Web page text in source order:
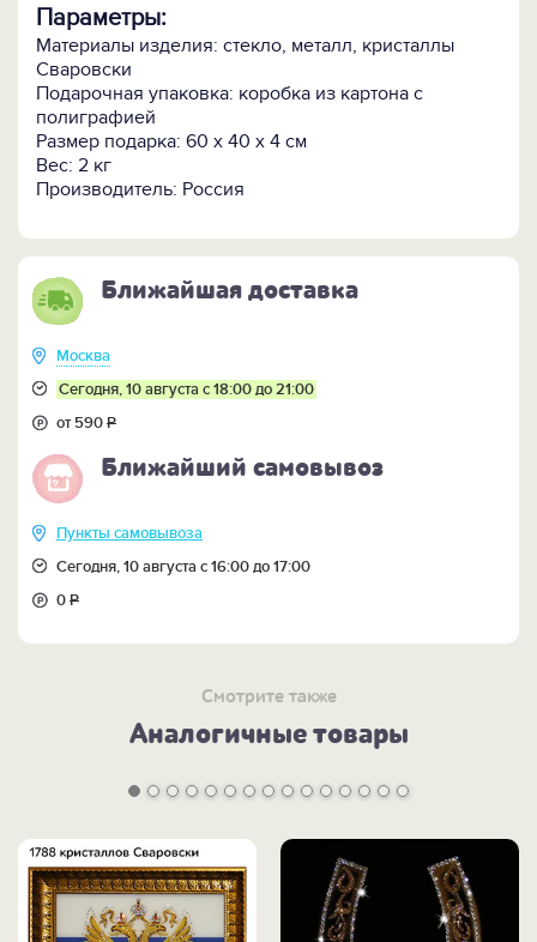
Параметры:
Материалы изделия: стекло, металл, кристаллы
Сваровски
Подарочная упаковка: коробка из картона с
полиграфией
Размер подарка: 60 х 40 х 4 см
Вес: 2 кг
Производитель: Россия
Ближайшая доставка
Москва
Сегодня, 10 августа с 18:00 до 21:00
от 590Р
Ближайший самовывоз
Пункты самовывоза
Сегодня, 10 августа с 16:00 до 17:00
0Р
Смотрите также
Аналогичные товары